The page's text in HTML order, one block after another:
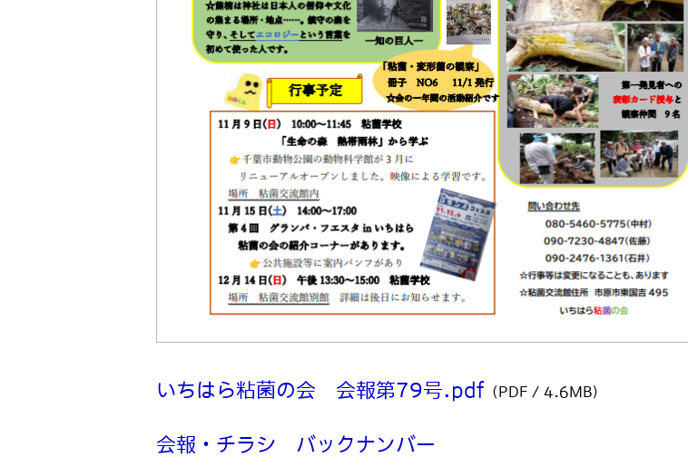
いちはら粘菌の会 会報第79号.pdf （PDF / 4.6MB）
会報・チラシ バックナンバー